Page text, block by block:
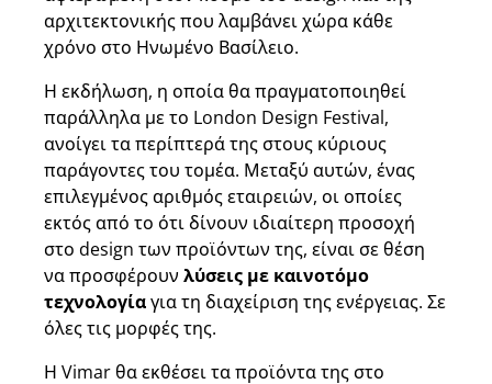
αρχιτεκτονικής που λαμβάνει χώρα κάθε
χρόνο στο Ηνωμένο Βασίλειο.
Η εκδήλωση, η οποία θα πραγματοποιηθεί
παράλληλα με το London Design Festival,
ανοίγει τα περίπτερά της στους κύριους
παράγοντες του τομέα. Μεταξύ αυτών, ένας
επιλεγμένος αριθμός εταιρειών, οι οποίες
εκτός από το ότι δίνουν ιδιαίτερη προσοχή
στο design των προϊόντων της, είναι σε θέση
να προσφέρουν λύσεις με καινοτόμο
τεχνολογίαγια τη διαχείριση της ενέργειας. Σε
όλες τις μορφές της.
Η Vimar θα εκθέσει τα προϊόντα της στο